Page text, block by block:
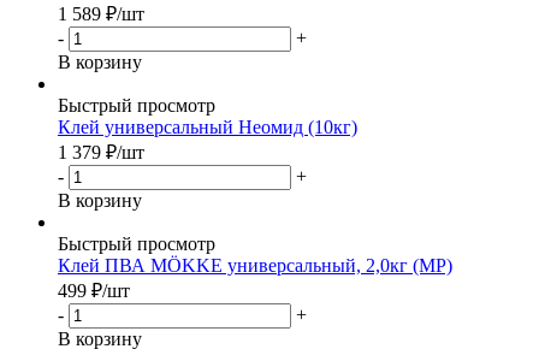
1 589 ₽/шт
-
+
В корзину
Быстрый просмотр
Клей универсальный Неомид (10кг)
1 379 ₽/шт
-
+
В корзину
Быстрый просмотр
Клей ПВА MÖKKE универсальный, 2,0кг (МР)
499 ₽/шт
-
+
В корзину